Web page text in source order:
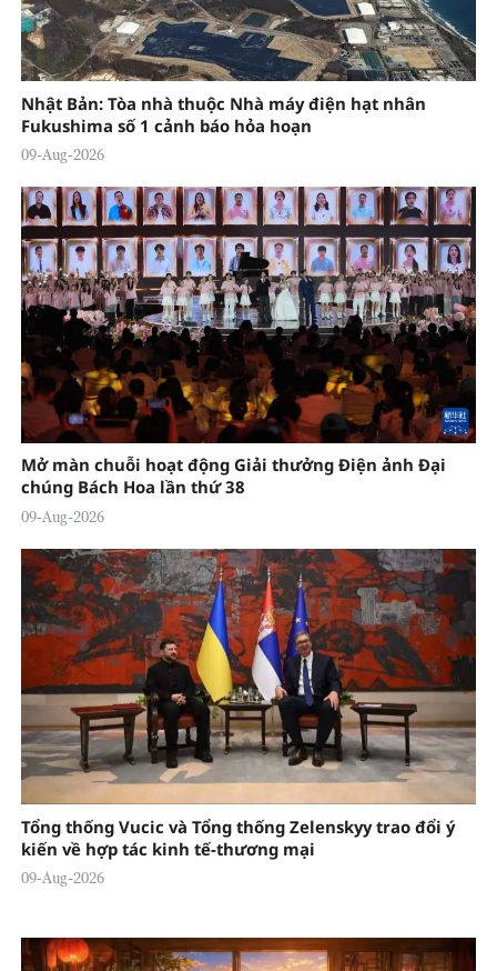
Nhật Bản: Tòa nhà thuộc Nhà máy điện hạt nhân
Fukushima số 1 cảnh báo hỏa hoạn
09-Aug-2026
Mở màn chuỗi hoạt động Giải thưởng Điện ảnh Đại
chúng Bách Hoa lần thứ 38
09-Aug-2026
Tổng thống Vucic và Tổng thống Zelenskyy trao đổi ý
kiến về hợp tác kinh tế-thương mại
09-Aug-2026